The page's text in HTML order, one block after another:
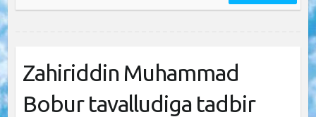
Zahiriddin Muhammad
Bobur tavalludiga tadbir